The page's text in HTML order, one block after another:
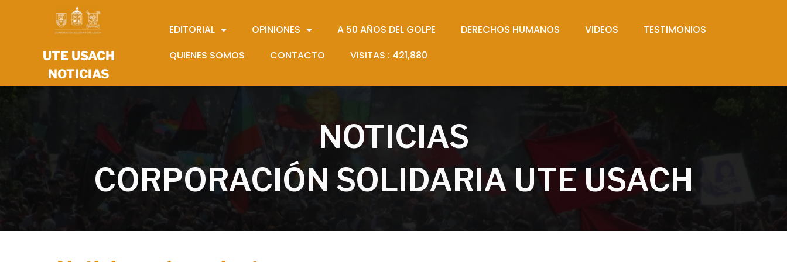
UTE USACH
NOTICIAS
EDITORIAL OPINIONES A 50 AÑOS DEL GOLPE DERECHOS HUMANOS VIDEOS
TESTIMONIOS
QUIENES SOMOS
CONTACTO VISITAS : 421,880
NOTICIAS
CORPORACIÓN SOLIDARIA UTE USACH